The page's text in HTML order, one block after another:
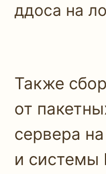
ддоса на
Также
от
сервера
и системы